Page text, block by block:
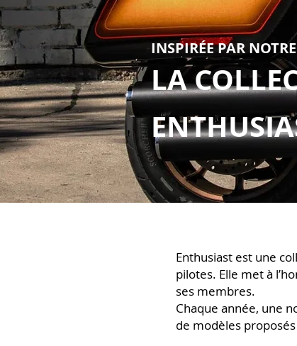
INSPIRÉE PAR NOTR
LA COL
Enthusiast est une
pilotes. Elle met à
ses membres.
Chaque année, une
de modèles